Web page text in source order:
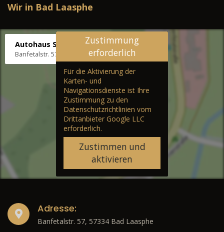
Wir in Bad Laasphe
Autohaus Stenger
Banfetalstr. 57, 57334 Bad Laasphe
Zustimmung
erforderlich
Für die Aktivierung der
Karten- und
Navigationsdienste ist Ihre
Zustimmung zu den
Datenschutzrichtlinien vom
Drittanbieter Google LLC
erforderlich.
Zustimmen und
aktivieren
Adresse:
Banfetalstr. 57, 57334 Bad Laasphe